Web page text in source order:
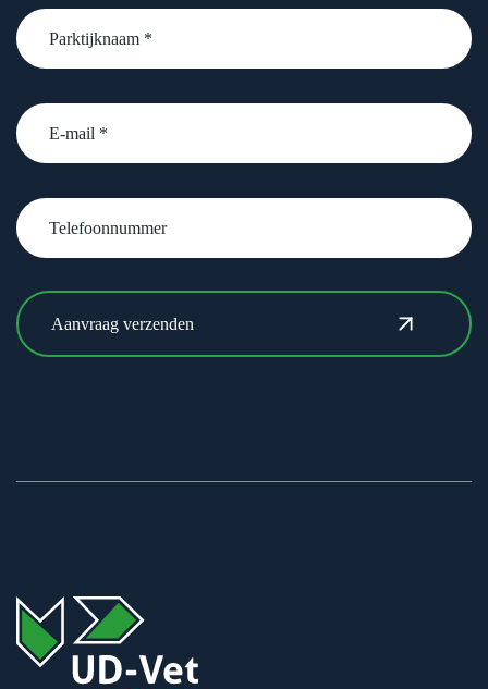
Parktijknaam
*
email
Telefoonnummer